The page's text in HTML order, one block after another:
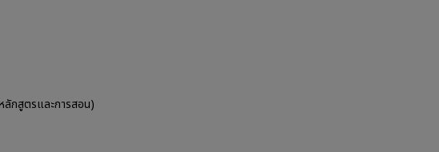
กสูตรและการสอน)